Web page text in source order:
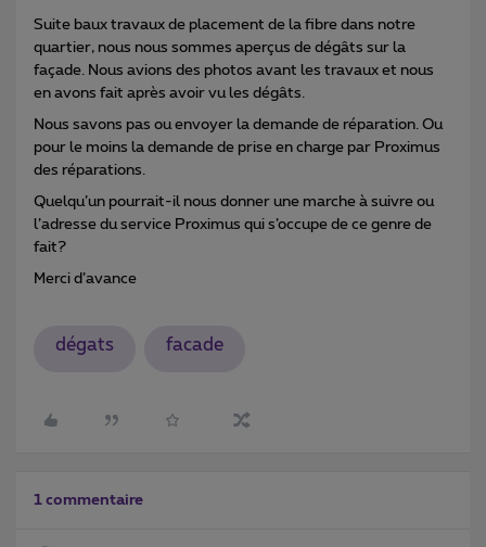
Suite baux travaux de placement de la fibre dans notre
quartier, nous nous sommes aperçus de dégâts sur la
façade. Nous avions des photos avant les travaux et nous
en avons fait après avoir vu les dégâts.
Nous savons pas ou envoyer la demande de réparation. Ou
pour le moins la demande de prise en charge par Proximus
des réparations.
Quelqu’un pourrait-il nous donner une marche à suivre ou
l’adresse du service Proximus qui s’occupe de ce genre de
fait?
Merci d’avance
dégats facade
1 commentaire